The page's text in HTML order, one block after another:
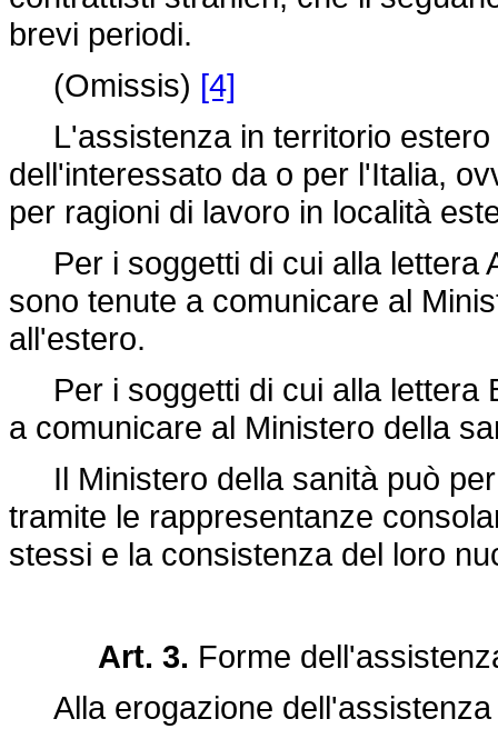
brevi periodi.
(Omissis) [4]
L'assistenza in territorio estero
dell'interessato da o per l'Italia,
per ragioni di lavoro in località
Per i soggetti di cui alla lettera
sono tenute a comunicare al
all'estero.
Per i soggetti di cui alla lettera
a comunicare al Ministero della
Il Ministero della sanità può
tramite le rappresentanze
stessi e la consistenza del loro
Art. 3. Forme
Alla erogazione dell'assistenza